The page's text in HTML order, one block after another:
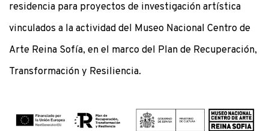
residencia para proyectos de investigación artística
vinculados a la actividad del Museo Nacional Centro de
Arte Reina Sofía, en el marco del Plan de Recuperación,
Transformación y Resiliencia.